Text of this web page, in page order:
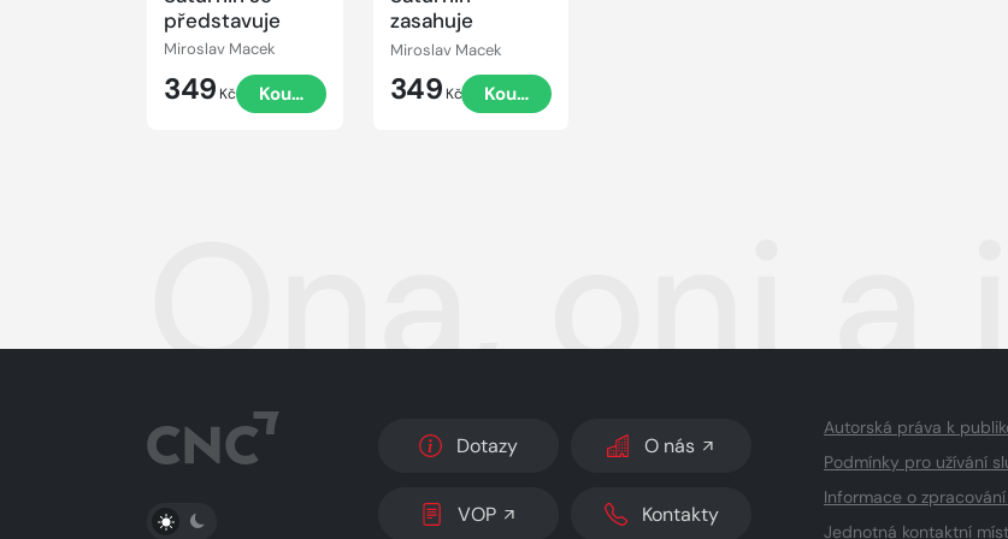
představuje
Miroslav Macek
349 Kč Koupit
zasahuje
Miroslav Macek
349 Kč Koupit
Ona, oni a
PŘEPNOUT SVĚTLÝ/TMAVÝ REŽIM
Dotazy O nás
VOP Kontakty
Autorská práva k
Podmínky pro užívání
Informace o
Jednotná kontaktní